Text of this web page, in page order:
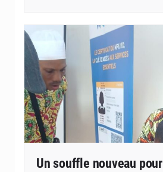
Un souffle nouveau